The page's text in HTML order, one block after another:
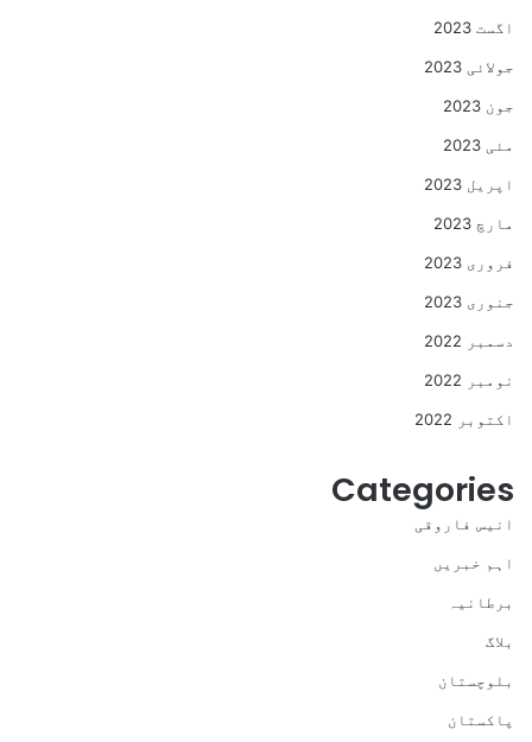
اگست 2023
جولائی 2023
جون 2023
مئی 2023
اپریل 2023
مارچ 2023
فروری 2023
جنوری 2023
دسمبر 2022
نومبر 2022
اکتوبر 2022
Categories
انیس فاروقی
اہم خبریں
برطانیہ
بلاگ
بلوچستان
پاکستان